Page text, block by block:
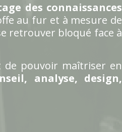
des connaissances
au fur et à mesure de
retrouver bloqué face à
de pouvoir maîtriser en
analyse, design,